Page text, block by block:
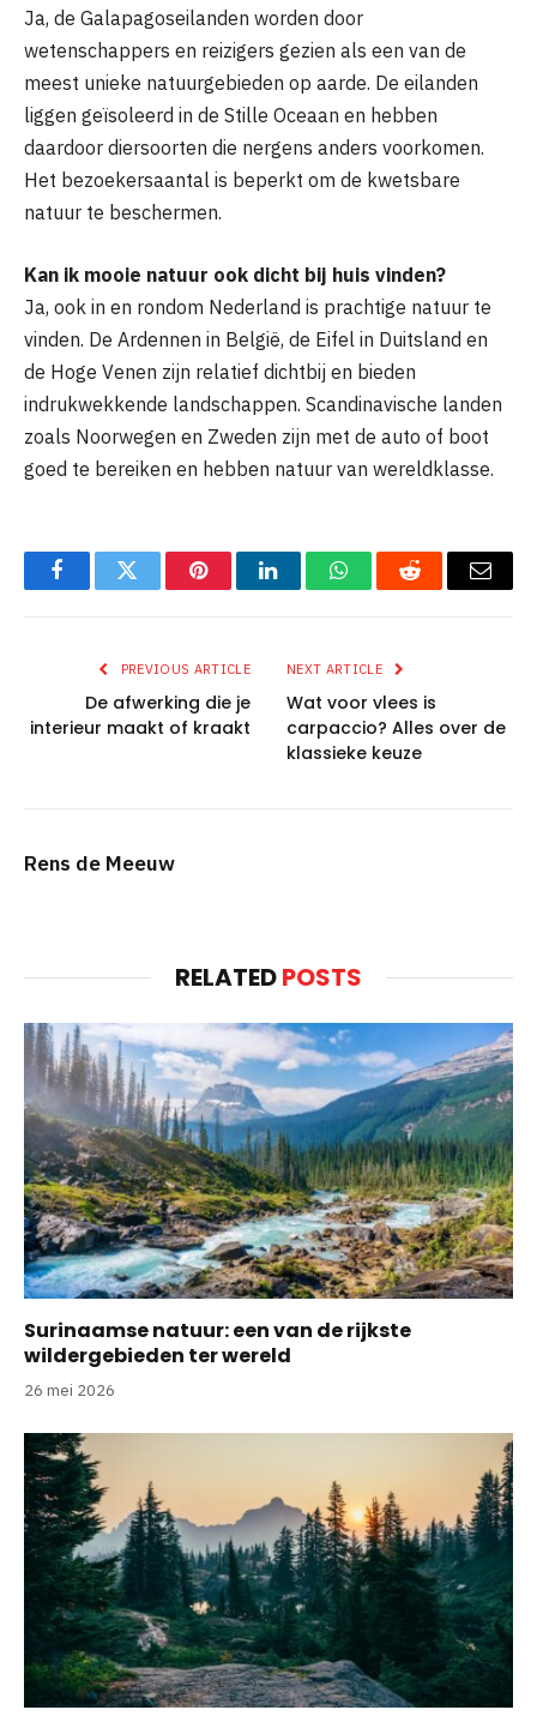
Ja, de Galapagoseilanden worden door
wetenschappers en reizigers gezien als een van de
meest unieke natuurgebieden op aarde. De eilanden
liggen geïsoleerd in de Stille Oceaan en hebben
daardoor diersoorten die nergens anders voorkomen.
Het bezoekersaantal is beperkt om de kwetsbare
natuur te beschermen.
Kan ik mooie natuur ook dicht bij huis vinden?
Ja, ook in en rondom Nederland is prachtige natuur te
vinden. De Ardennen in België, de Eifel in Duitsland en
de Hoge Venen zijn relatief dichtbij en bieden
indrukwekkende landschappen. Scandinavische landen
zoals Noorwegen en Zweden zijn met de auto of boot
goed te bereiken en hebben natuur van wereldklasse.
FacebookTwitter PinterestLinkedInWhatsAppReddit Email
PREVIOUS ARTICLE
De afwerking die je
interieur maakt of kraakt
NEXT ARTICLE
Wat voor vlees is
carpaccio? Alles over de
klassieke keuze
Rens de Meeuw
RELATEDPOSTS
Surinaamse natuur: een van de rijkste
wildergebieden ter wereld
26 mei 2026